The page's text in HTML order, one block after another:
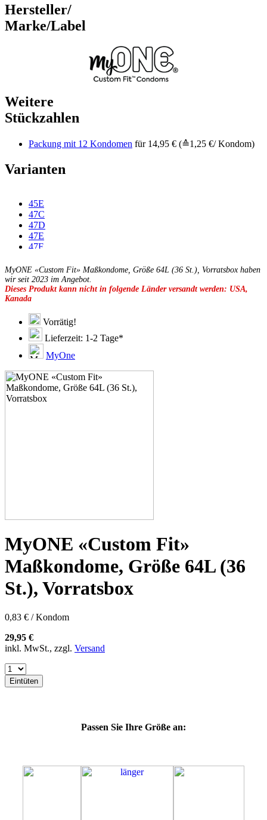
Hersteller/
Marke/Label
Weitere
Stückzahlen
Packung mit 12 Kondomen für 14,95 € (≙1,25 €/ Kondom)
Varianten
45E
47C
47D
47E
47F
49D
49E
49F
49G
51C
51D
51E
51F
51G
53C
53D
53E
57G
57H
57K
60E
60F
60G
60J
60K
60L
64E
64K
64M
MyONE «Custom Fit» Maßkondome, Größe 64L (36 St.), Vorratsbox haben
wir seit 2023 im Angebot.
Dieses Produkt kann nicht in folgende Länder versandt werden: USA,
Kanada
Vorrätig!
Lieferzeit: 1-2 Tage*
MyOne
MyONE «Custom Fit»
Maßkondome, Größe 64L (36
St.), Vorratsbox
0,83 € / Kondom
29,95 €
inkl. MwSt., zzgl. Versand
Eintüten
Passen Sie Ihre Größe an: